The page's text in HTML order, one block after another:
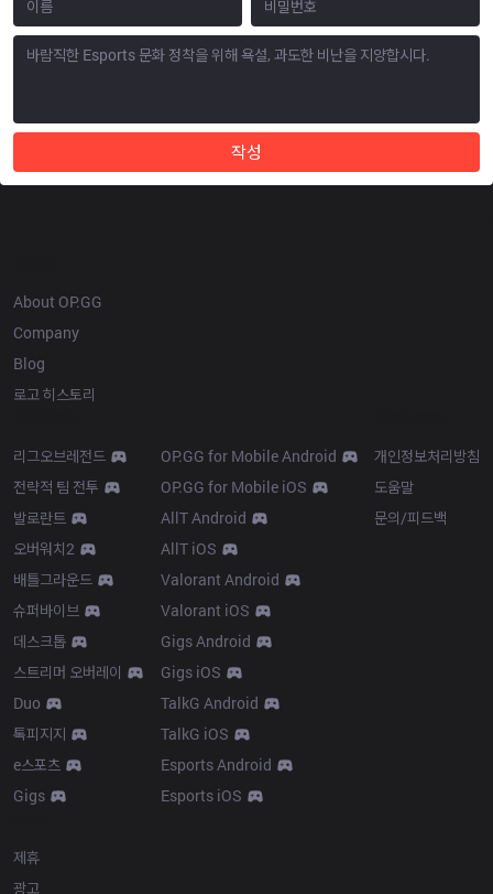
작성
About OP.GG
Company
Blog
로고 히스토리
리그오브레전드
전략적 팀 전투
발로란트
오버워치2
배틀그라운드
슈퍼바이브
데스크톱
스트리머 오버레이
Duo
톡피지지
e스포츠
Gigs
OP.GG for Mobile Android
OP.GG for Mobile iOS
AllT Android
AllT iOS
Valorant Android
Valorant iOS
Gigs Android
Gigs iOS
TalkG Android
TalkG iOS
Esports Android
Esports iOS
개인정보처리방침
도움말
문의/피드백
제휴
광고